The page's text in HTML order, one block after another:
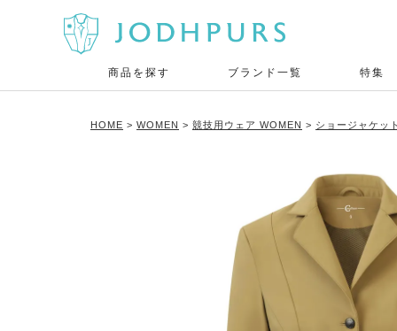
商品を探す ブランド一覧 特集
HOME WOMEN 競技用ウェア WOMEN ショージャケッ